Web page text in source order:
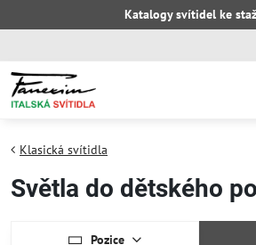
Katalogy svítidel ke
Klasická svítidla
Světla do dětského
Pozice